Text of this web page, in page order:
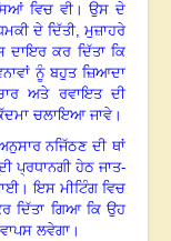
ਵਿਚ ਵੀ। ਉਸ ਦੇ
ਦੇ ਦਿੱਤੀ,ਮੁਜ਼ਾਹਰੇ
ਕਰ ਦਿੱਤਾ ਕਿ
ਨੂੰ ਬਹੁਤ ਜ਼ਿਆਦਾ
ਅਤੇ ਰਵਾਇਤ ਦੀ
ਚਲਾਇਆ ਜਾਵੇ।
ਨਜਿੱਠਣ ਦੀ ਥਾਂ
ਪ੍ਰਧਾਨਗੀ ਹੇਠ ਜਾਤ-
ਇਸ ਮੀਟਿੰਗ ਵਿਚ
ਦਿੱਤਾ ਗਿਆ ਕਿ ਉਹ
ਲਵੇਗਾ।